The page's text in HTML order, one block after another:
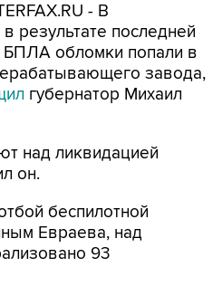
- В
результате последней
БПЛА обломки попали в
завода,
губернатор Михаил
над ликвидацией
он.
беспилотной
Евраева, над
93